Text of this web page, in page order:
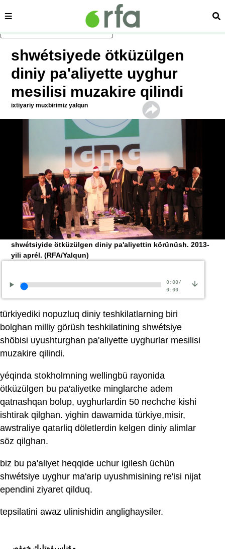
asasliq mezmungha atlang
sehipe
shwétsiyede ötküzülgen
diniy pa'aliyette uyghur
mesilisi muzakire qilindi
ixtiyariy muxbirimiz yalqun
shwétsiyide ötküzülgen diniy pa'aliyettin körünüsh. 2013-
yili aprél.(RFA/Yalqun)
0:00/
0:00
türkiyediki nopuzluq diniy teshkilatlarning biri
bolghan milliy görüsh teshkilatining shwétsiye
shöbisi uyushturghan pa'aliyette uyghurlar mesilisi
muzakire qilindi.
yéqinda stokholmning wellingbü rayonida
ötküzülgen bu pa'aliyetke minglarche adem
qatnashqan bolup, uyghurlardin 50 nechche kishi
ishtirak qilghan. yighin dawamida türkiye,misir,
awstraliye qatarliq döletlerdin kelgen diniy alimlar
söz qilghan.
biz bu pa'aliyet heqqide uchur igilesh üchün
shwétsiye uyghur ma'arip uyushmisining re'isi nijat
ependini ziyaret qilduq.
tepsilatini awaz ulinishidin anglighaysiler.